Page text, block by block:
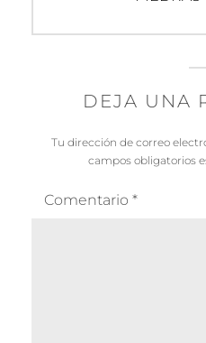
DEJA UNA
Tu dirección de correo
campos obligatorios
Comentario *